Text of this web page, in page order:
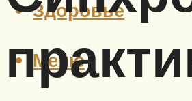
Здоровье
Меню